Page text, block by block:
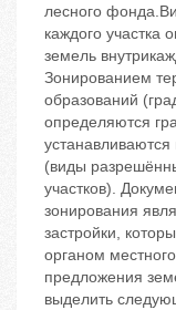
лесного
каждого участка
земель
Зонированием
образований
определяются
(виды
участков).
зонирования
застройки,
органом
предложения
выделить